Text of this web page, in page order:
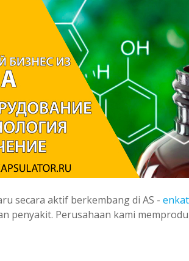
secara aktif berkembang di AS -
penyakit. Perusahaan kami